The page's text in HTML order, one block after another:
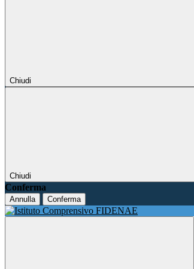
Chiudi
Chiudi
Conferma
Annulla Conferma